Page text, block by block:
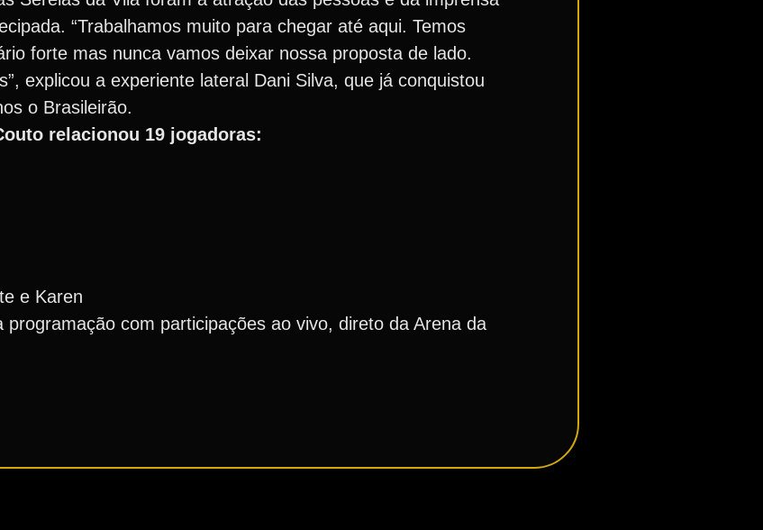
“Trabalhamos muito para chegar até aqui. Temos
forte mas nunca vamos deixar nossa proposta de lado.
explicou a experiente lateral Dani Silva, que já conquistou
o Brasileirão.
relacionou 19 jogadoras:
e Karen
com participações ao vivo, direto da Arena da